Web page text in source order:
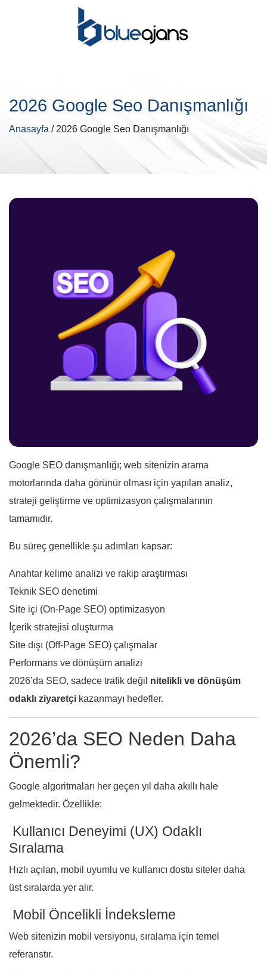
2026 Google Seo Danışmanlığı
Anasayfa / 2026 Google Seo Danışmanlığı
Google SEO danışmanlığı; web sitenizin arama
motorlarında daha görünür olması için yapılan analiz,
strateji geliştirme ve optimizasyon çalışmalarının
tamamıdır.
Bu süreç genellikle şu adımları kapsar:
Anahtar kelime analizi ve rakip araştırması
Teknik SEO denetimi
Site içi (On-Page SEO) optimizasyon
İçerik stratejisi oluşturma
Site dışı (Off-Page SEO) çalışmalar
Performans ve dönüşüm analizi
2026’da SEO, sadece trafik değil nitelikli ve dönüşüm
odaklı ziyaretçi kazanmayı hedefler.
2026’da SEO Neden Daha
Önemli?
Google algoritmaları her geçen yıl daha akıllı hale
gelmektedir. Özellikle:
Kullanıcı Deneyimi (UX) Odaklı
Sıralama
Hızlı açılan, mobil uyumlu ve kullanıcı dostu siteler daha
üst sıralarda yer alır.
Mobil Öncelikli İndeksleme
Web sitenizin mobil versiyonu, sıralama için temel
referanstır.